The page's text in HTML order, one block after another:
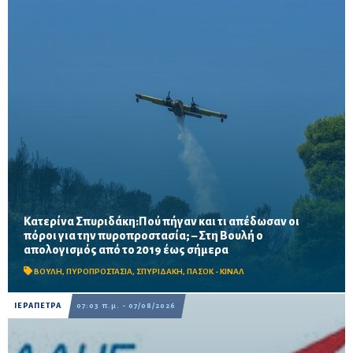
Κατερίνα Σπυριδάκη:Πού πήγαν και τι απέδωσαν οι
πόροι για την πυροπροστασία; – Στη Βουλή ο
απολογισμός από το 2019 έως σήμερα
ΒΟΥΛΗ, ΠΥΡΟΠΡΟΣΤΑΣΙΑ, ΣΠΥΡΙΔΑΚΗ, ΠΑΣΟΚ - ΚΙΝΑΛ
Το ΠΑΣΟΚ ζητά πλήρη απολογισμό των χρηματοδοτήσεων από
το 2019, στοιχεία για τα προγράμματα «ΑΙΓΙΣ» και AntiNero,
καθώς και απαντήσεις για προσωπικό, οχήματα, ε...
ΙΕΡΑΠΕΤΡΑ 07:03 π.μ. - 07/08/2026